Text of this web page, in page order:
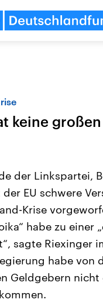
Anhalt
am 6.
neuen
wird das
Koalition aus
regiert.-
Berichte
den Parteien
den
mit
Programm
keine
der Linkspartei,
EU schwere
Krise
habe zu einer
sagte Riexinger
habe von
Geldgebern nicht